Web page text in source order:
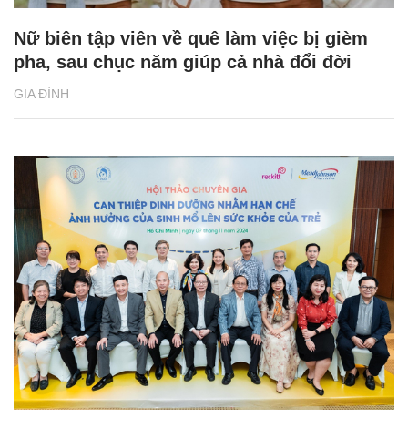
GIA ĐÌNH
Nữ biên tập viên về quê làm việc bị gièm
pha, sau chục năm giúp cả nhà đổi đời